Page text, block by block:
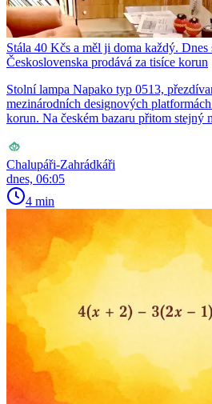
Stála 40 Kčs a měl ji doma každý. Dnes
Československa prodává za tisíce korun
Stolní lampa Napako typ 0513,
mezinárodních designových
korun. Na českém bazaru přitom stejný
Chalupáři-Zahrádkáři
dnes, 06:05
4 min